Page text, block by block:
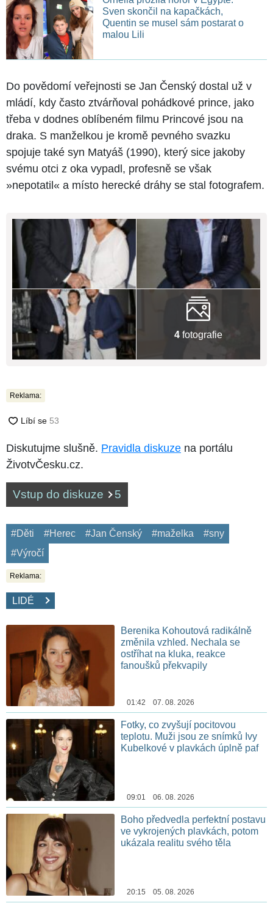
Sven skončil na kapačkách,
Quentin se musel sám postarat o
malou Lili
Do povědomí veřejnosti se Jan Čenský dostal už v
mládí, kdy často ztvárňoval pohádkové prince, jako
třeba v dodnes oblíbeném filmu Princové jsou na
draka. S manželkou je kromě pevného svazku
spojuje také syn Matyáš (1990), který sice jakoby
svému otci z oka vypadl, profesně se však
»nepotatil« a místo herecké dráhy se stal fotografem.
4 fotografie
Reklama:
Diskutujme slušně. Pravidla diskuze na portálu
ŽivotvČesku.cz.
Vstup do diskuze 5
#Děti #Herec #Jan Čenský #maželka
#sny
#Výročí
Reklama:
LIDÉ
Berenika Kohoutová radikálně
změnila vzhled. Nechala se
ostříhat na kluka, reakce
fanoušků překvapily
01:42 07. 08. 2026
Fotky, co zvyšují pocitovou
teplotu. Muži jsou ze snímků Ivy
Kubelkové v plavkách úplně paf
09:01 06. 08. 2026
Boho předvedla perfektní postavu
ve vykrojených plavkách, potom
ukázala realitu svého těla
20:15 05. 08. 2026